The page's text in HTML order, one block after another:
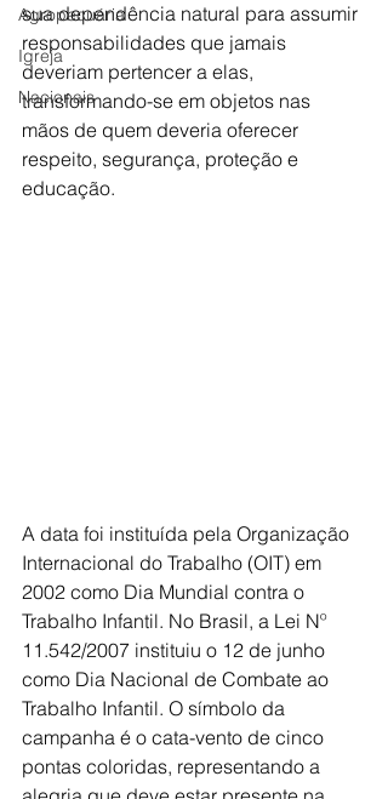
Agropecuária
Igreja
Nacionais
sua dependência natural para assumir
responsabilidades que jamais
deveriam pertencer a elas,
transformando-se em objetos nas
mãos de quem deveria oferecer
respeito, segurança, proteção e
educação.
A data foi instituída pela Organização
Internacional do Trabalho (OIT) em
2002 como Dia Mundial contra o
Trabalho Infantil. No Brasil, a Lei Nº
11.542/2007 instituiu o 12 de junho
como Dia Nacional de Combate ao
Trabalho Infantil. O símbolo da
campanha é o cata-vento de cinco
pontas coloridas, representando a